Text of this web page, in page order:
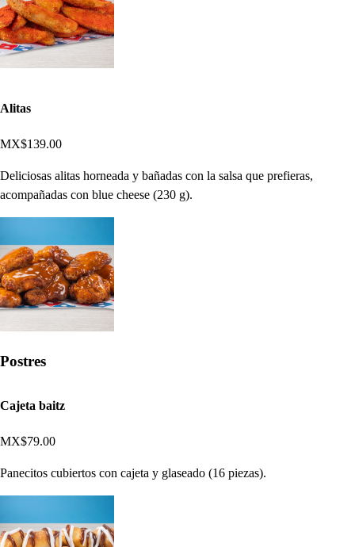
Alitas
MX$139.00
Deliciosas alitas horneada y bañadas con la salsa que prefieras,
acompañadas con blue cheese (230 g).
Postres
Cajeta baitz
MX$79.00
Panecitos cubiertos con cajeta y glaseado (16 piezas).